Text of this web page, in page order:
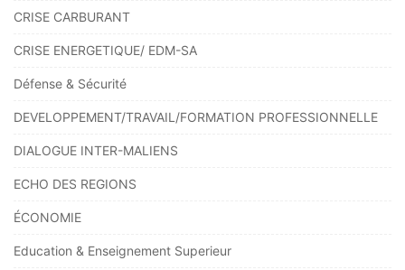
CRISE CARBURANT
CRISE ENERGETIQUE/ EDM-SA
Défense & Sécurité
DEVELOPPEMENT/TRAVAIL/FORMATION PROFESSIONNELLE
DIALOGUE INTER-MALIENS
ECHO DES REGIONS
ÉCONOMIE
Education & Enseignement Superieur